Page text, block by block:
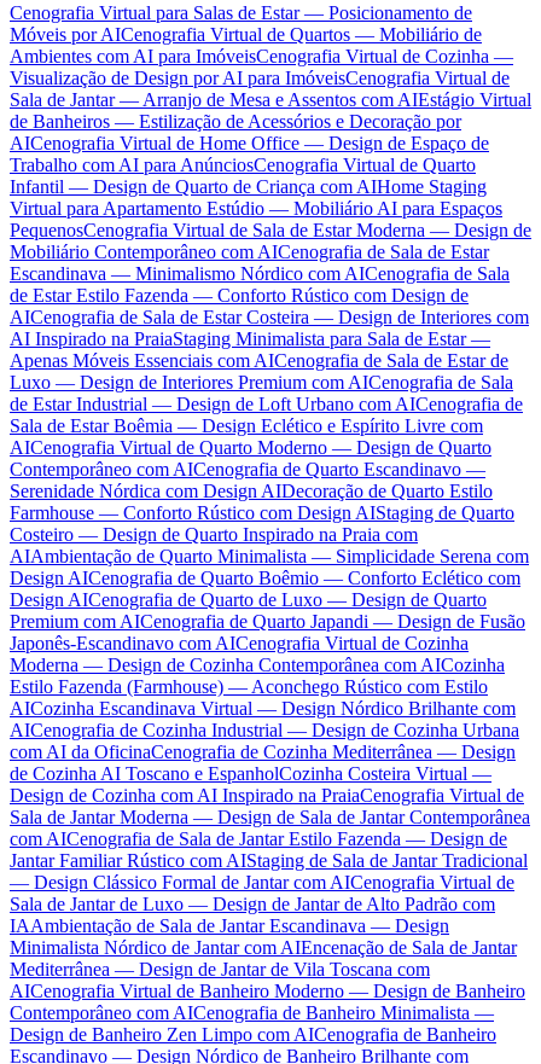
Cenografia Virtual para Salas de Estar — Posicionamento de
Móveis por AICenografia Virtual de Quartos — Mobiliário de
Ambientes com AI para ImóveisCenografia Virtual de Cozinha —
Visualização de Design por AI para ImóveisCenografia Virtual de
Sala de Jantar — Arranjo de Mesa e Assentos com AIEstágio Virtual
de Banheiros — Estilização de Acessórios e Decoração por
AICenografia Virtual de Home Office — Design de Espaço de
Trabalho com AI para AnúnciosCenografia Virtual de Quarto
Infantil — Design de Quarto de Criança com AIHome Staging
Virtual para Apartamento Estúdio — Mobiliário AI para Espaços
PequenosCenografia Virtual de Sala de Estar Moderna — Design de
Mobiliário Contemporâneo com AICenografia de Sala de Estar
Escandinava — Minimalismo Nórdico com AICenografia de Sala
de Estar Estilo Fazenda — Conforto Rústico com Design de
AICenografia de Sala de Estar Costeira — Design de Interiores com
AI Inspirado na PraiaStaging Minimalista para Sala de Estar —
Apenas Móveis Essenciais com AICenografia de Sala de Estar de
Luxo — Design de Interiores Premium com AICenografia de Sala
de Estar Industrial — Design de Loft Urbano com AICenografia de
Sala de Estar Boêmia — Design Eclético e Espírito Livre com
AICenografia Virtual de Quarto Moderno — Design de Quarto
Contemporâneo com AICenografia de Quarto Escandinavo —
Serenidade Nórdica com Design AIDecoração de Quarto Estilo
Farmhouse — Conforto Rústico com Design AIStaging de Quarto
Costeiro — Design de Quarto Inspirado na Praia com
AIAmbientação de Quarto Minimalista — Simplicidade Serena com
Design AICenografia de Quarto Boêmio — Conforto Eclético com
Design AICenografia de Quarto de Luxo — Design de Quarto
Premium com AICenografia de Quarto Japandi — Design de Fusão
Japonês-Escandinavo com AICenografia Virtual de Cozinha
Moderna — Design de Cozinha Contemporânea com AICozinha
Estilo Fazenda (Farmhouse) — Aconchego Rústico com Estilo
AICozinha Escandinava Virtual — Design Nórdico Brilhante com
AICenografia de Cozinha Industrial — Design de Cozinha Urbana
com AI da OficinaCenografia de Cozinha Mediterrânea — Design
de Cozinha AI Toscano e EspanholCozinha Costeira Virtual —
Design de Cozinha com AI Inspirado na PraiaCenografia Virtual de
Sala de Jantar Moderna — Design de Sala de Jantar Contemporânea
com AICenografia de Sala de Jantar Estilo Fazenda — Design de
Jantar Familiar Rústico com AIStaging de Sala de Jantar Tradicional
— Design Clássico Formal de Jantar com AICenografia Virtual de
Sala de Jantar de Luxo — Design de Jantar de Alto Padrão com
IAAmbientação de Sala de Jantar Escandinava — Design
Minimalista Nórdico de Jantar com AIEncenação de Sala de Jantar
Mediterrânea — Design de Jantar de Vila Toscana com
AICenografia Virtual de Banheiro Moderno — Design de Banheiro
Contemporâneo com AICenografia de Banheiro Minimalista —
Design de Banheiro Zen Limpo com AICenografia de Banheiro
Escandinavo — Design Nórdico de Banheiro Brilhante com